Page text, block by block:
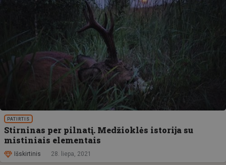
PATIRTIS
Stirninas per pilnatį. Medžioklės istorija su
mistiniais elementais
Išskirtinis 28. liepa, 2021